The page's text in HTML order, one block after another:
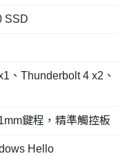
SSD
、Thunderbolt 4 x2、
鍵程，精準觸控板
Hello